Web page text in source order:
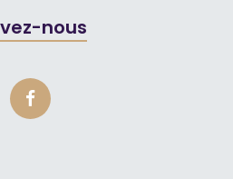
nous